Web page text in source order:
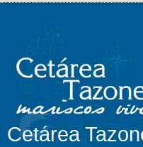
Cetárea